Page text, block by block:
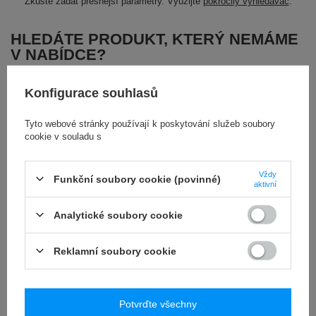
HLEDÁTE PRODUKT, KTERÝ NEMÁME
V NABÍDCE?
Pokud jste nenašli produkt, který hledáte, a chtěli byste si ho zakoupit
hledaného zboží. Abyste to mohli udělat, musíte býtpřihlášen
Objednávky
Chci reklamovat produkt
Konfigurace souhlasů
Tyto webové stránky používají k poskytování služeb soubory
cookie v souladu s
Funkční soubory cookie (povinné)
Vždy
aktivní
Analytické soubory cookie
Reklamní soubory cookie
Potvrďte všechny